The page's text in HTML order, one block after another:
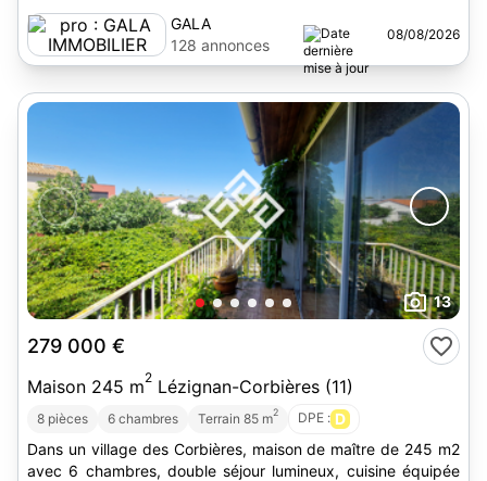
GALA
IMMOBILIER
128 annonces
08/08/2026
13
279 000 €
Maison 245 m2 Lézignan-Corbières (11)
8 pièces 6 chambres Terrain 85 m2 DPE : D
Dans un village des Corbières, maison de maître de 245 m2
avec 6 chambres, double séjour lumineux, cuisine équipée